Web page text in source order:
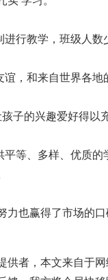
教学，班级人数
和来自世界各地
的兴趣爱好得以充
、多样、优质的
赢得了市场的口
供者，本文来自于